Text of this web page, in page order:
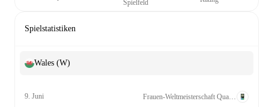
Spielfeld
Spielstatistiken
Wales (W)
9. Juni